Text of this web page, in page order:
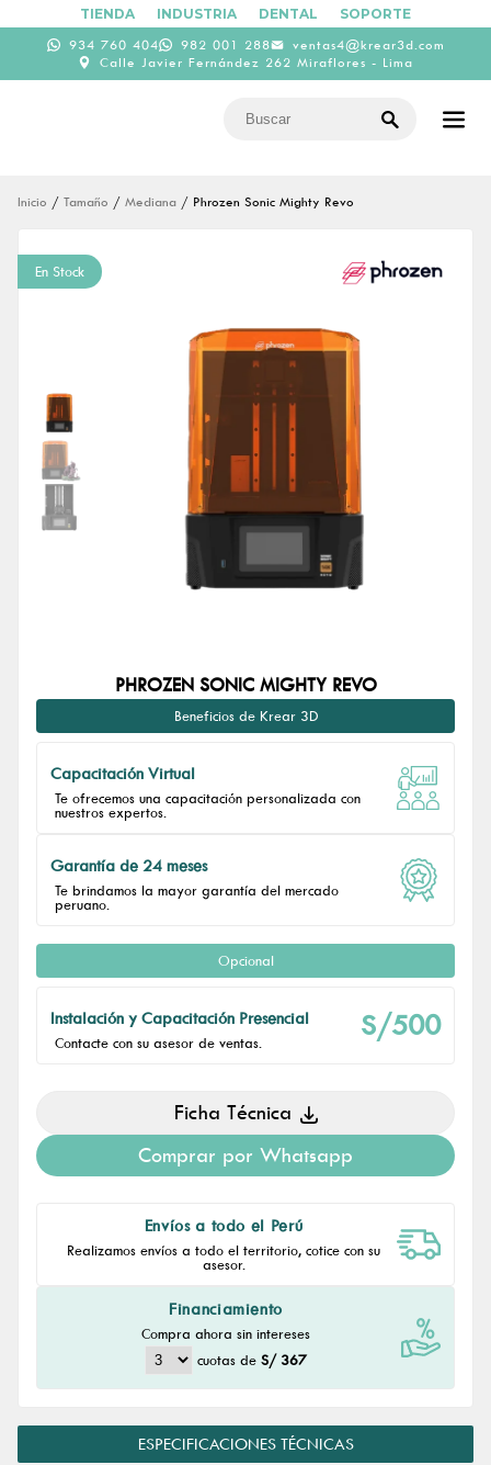
TIENDA INDUSTRIA DENTAL SOPORTE
934 760 404 982 001 288
ventas4@krear3d.com
Calle Javier Fernández 262 Miraflores - Lima
Inicio / Tamaño / Mediana / Phrozen Sonic Mighty Revo
En Stock
PHROZEN SONIC MIGHTY REVO
Beneficios de Krear 3D
Capacitación Virtual
Te ofrecemos una capacitación personalizada con
nuestros expertos.
Garantía de 24 meses
Te brindamos la mayor garantía del mercado
peruano.
Opcional
S/500
Instalación y Capacitación Presencial
Contacte con su asesor de ventas.
Ficha Técnica
Comprar por Whatsapp
Envíos a todo el Perú
Realizamos envíos a todo el territorio, cotice con su
asesor.
Financiamiento
Compra ahora sin intereses
cuotas deS/ 367
ESPECIFICACIONES TÉCNICAS